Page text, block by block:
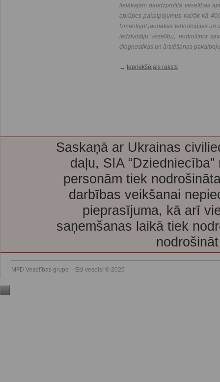
lielākajām daudzprofila veselības
aprūpes pakalpojumus vairāk kā
Izmantojot jaunākās tehnoloģijas un
iedzīvotāju veselību, nodrošinot
diagnostikas un ārstēšanas
← Iepriekšējais raksts
Saskaņā ar Ukrainas
daļu, SIA
personām tiek
darbības veikšanai
pieprasījuma, kā arī
saņemšanas laikā tiek
MFD Veselības grupa – Esi vesels! © 2026